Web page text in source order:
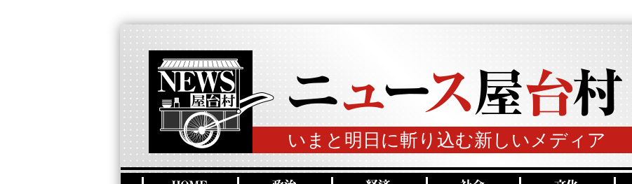
いまと明日に斬り込む新しいメディア